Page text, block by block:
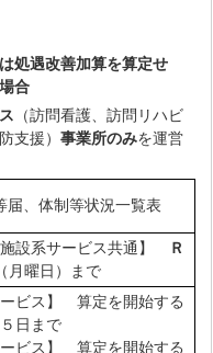
処遇改善加算を算定せ
合
（訪問看護、訪問リハビ
支援）事業所のみを運営
届、体制等状況一覧表
施設系サービス共通】
Ｒ
（月曜日）まで
ービス】 算定を開始する
日まで
ービス】 算定を開始する